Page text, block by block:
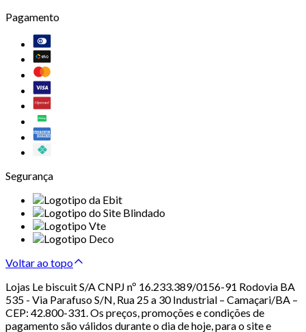
Pagamento
Segurança
Voltar ao topo
Lojas Le biscuit S/A CNPJ nº 16.233.389/0156-91 Rodovia BA
535 - Via Parafuso S/N, Rua 25 a 30 Industrial – Camaçari/BA –
CEP: 42.800-331. Os preços, promoções e condições de
pagamento são válidos durante o dia de hoje, para o site e